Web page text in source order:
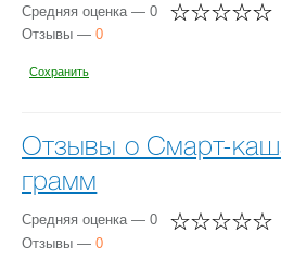
Средняя оценка — 0
Отзывы — 0
Сохранить
Отзывы о Смарт-
грамм
Средняя оценка — 0
Отзывы — 0